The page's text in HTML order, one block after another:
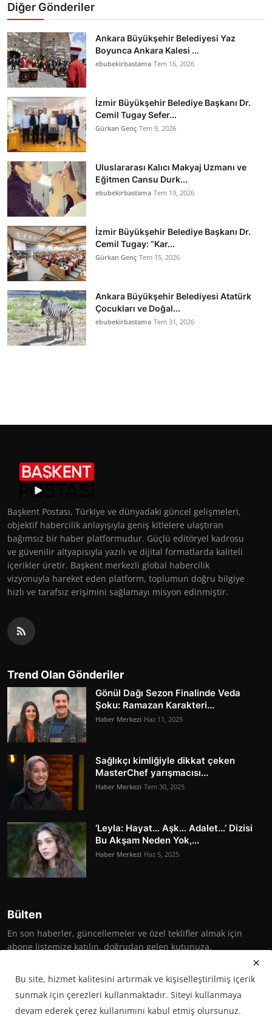
Diğer Gönderiler
Ankara Büyükşehir Belediyesi Yaz
Boyunca Ankara Kalesi ...
ebubekirbastama Tem 16, 2026
İzmir Büyükşehir Belediye Başkanı Dr.
Cemil Tugay Sefer...
Gürkan Genç Tem 9, 2026
Uluslararası Kalıcı Makyaj Uzmanı ve
Eğitmen Cansu Durk...
ebubekirbastama Tem 19, 2026
İzmir Büyükşehir Belediye Başkanı Dr.
Cemil Tugay: “Kar...
Gürkan Genç Tem 15, 2026
Ankara Büyükşehir Belediyesi Atatürk
Çocukları ve Doğal...
ebubekirbastama Tem 31, 2026
Başkent Postası, Türkiye ve dünyadaki güncel gelişmeleri,
objektif habercilik anlayışıyla geniş kitlelere ulaştıran
bağımsız bir haber platformudur. Güçlü editöryel kadrosu
ve güvenilir altyapısıyla yazılı ve dijital formatlarda kaliteli
içerikler üretir. Başkent merkezli global habercilik
vizyonuyla hareket eden platform, toplumun doğru bilgiye
hızlı ve tarafsız erişimini sağlamayı misyon edinmiştir.
Trend Olan Gönderiler
Gönül Dağı Sezon Finalinde Veda
Şoku: Ramazan Karakteri...
Haber Merkezi Haz 11, 2025
Sağlıkçı kimliğiyle dikkat çeken
MasterChef yarışmacısı...
Haber Merkezi Tem 30, 2025
‘Leyla: Hayat… Aşk… Adalet…’ Dizisi
Bu Akşam Neden Yok,...
Haber Merkezi Haz 5, 2025
Bülten
En son haberler, güncellemeler ve özel teklifler almak için
abone listemize katılın, doğrudan gelen kutunuza.
Abone Ol
Bu site, hizmet kalitesini artırmak ve kişiselleştirilmiş içerik
sunmak için çerezleri kullanmaktadır. Siteyi kullanmaya
devam ederek çerez kullanımını kabul etmiş olursunuz.